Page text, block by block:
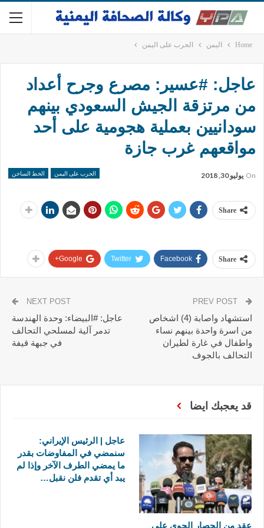
Home اليمن الحرب على اليمن
عاجل: #عسير: مصرع وجرح أعداد
من مرتزقة الجيش السعودي بينهم
سودانيين بعملية هجومية على أحد
مواقعهم غرب جازة
الحرب على اليمن الخط الساخن On يوليو 30, 2018
Share
Share
Facebook
Twitter
Google+
استشهاد واصابة (4) اشخاص
من اسرة واحدة بينهم نساء
واطفال في غارة لطيران
التحالف بالجوف
NEXT POST
عاجل: #البيضاء: وحدة الهندسة
تدمر آلية لمسلحي التحالف
في جبهة قيفة
قد يعجبك ايضا
عقد من الحصار الجوي على
عاجل | الرئيس الإيراني:
سنمضي في المفاوضات بقدر
ما يمضي الطرف الآخر وإذا لم
يبد أي تقدم فلن نقبل…